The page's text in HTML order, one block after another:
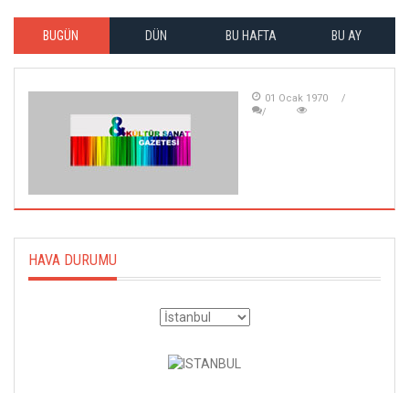
BUGÜN DÜN BU HAFTA BU AY
01 Ocak 1970
HAVA DURUMU